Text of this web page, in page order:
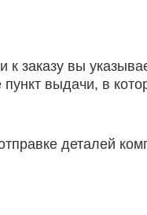
заказу вы
выдачи, в
деталей